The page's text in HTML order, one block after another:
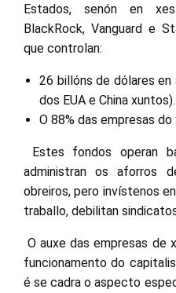
Estados, senón en
BlackRock, Vanguard e
que controlan:
26 billóns de dólares
dos EUA e China xuntos).
O 88% das empresas do
Estes fondos operan
administran os aforros
obreiros, pero invístenos
traballo, debilitan
O auxe das empresas de
funcionamento do
é se cadra o aspecto